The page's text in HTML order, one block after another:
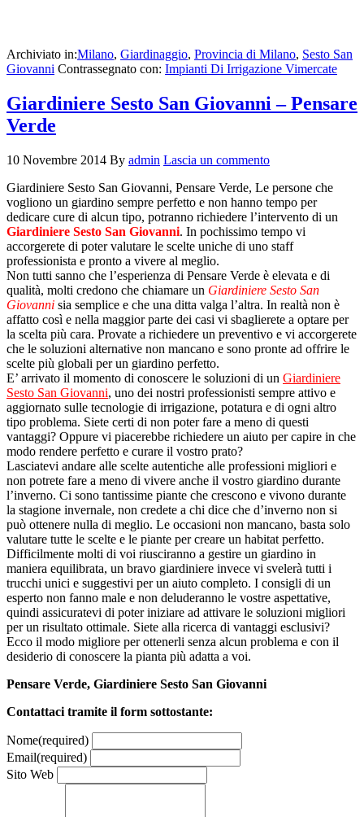
Archiviato in:Milano, Giardinaggio, Provincia di Milano, Sesto San
Giovanni Contrassegnato con: Impianti Di Irrigazione Vimercate
Giardiniere Sesto San Giovanni – Pensare
Verde
10 Novembre 2014 By admin Lascia un commento
Giardiniere Sesto San Giovanni, Pensare Verde, Le persone che
vogliono un giardino sempre perfetto e non hanno tempo per
dedicare cure di alcun tipo, potranno richiedere l’intervento di un
Giardiniere Sesto San Giovanni. In pochissimo tempo vi
accorgerete di poter valutare le scelte uniche di uno staff
professionista e pronto a vivere al meglio.
Non tutti sanno che l’esperienza di Pensare Verde è elevata e di
qualità, molti credono che chiamare un Giardiniere Sesto San
Giovanni sia semplice e che una ditta valga l’altra. In realtà non è
affatto così e nella maggior parte dei casi vi sbaglierete a optare per
la scelta più cara. Provate a richiedere un preventivo e vi accorgerete
che le soluzioni alternative non mancano e sono pronte ad offrire le
scelte più globali per un giardino perfetto.
E’ arrivato il momento di conoscere le soluzioni di un Giardiniere
Sesto San Giovanni, uno dei nostri professionisti sempre attivo e
aggiornato sulle tecnologie di irrigazione, potatura e di ogni altro
tipo problema. Siete certi di non poter fare a meno di questi
vantaggi? Oppure vi piacerebbe richiedere un aiuto per capire in che
modo rendere perfetto e curare il vostro prato?
Lasciatevi andare alle scelte autentiche alle professioni migliori e
non potrete fare a meno di vivere anche il vostro giardino durante
l’inverno. Ci sono tantissime piante che crescono e vivono durante
la stagione invernale, non credete a chi dice che d’inverno non si
può ottenere nulla di meglio. Le occasioni non mancano, basta solo
valutare tutte le scelte e le piante per creare un habitat perfetto.
Difficilmente molti di voi riusciranno a gestire un giardino in
maniera equilibrata, un bravo giardiniere invece vi svelerà tutti i
trucchi unici e suggestivi per un aiuto completo. I consigli di un
esperto non fanno male e non deluderanno le vostre aspettative,
quindi assicuratevi di poter iniziare ad attivare le soluzioni migliori
per un risultato ottimale. Siete alla ricerca di vantaggi esclusivi?
Ecco il modo migliore per ottenerli senza alcun problema e con il
desiderio di conoscere la pianta più adatta a voi.
Pensare Verde, Giardiniere Sesto San Giovanni
Contattaci tramite il form sottostante:
Nome(required)
Email(required)
Sito Web